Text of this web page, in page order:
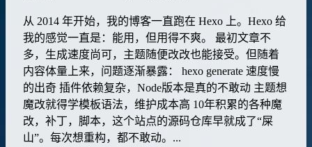
从 2014 年开始，我的博客一直跑在 Hexo 上。Hexo 给
我的感觉一直是：能用，但用得不爽。 最初文章不
多，生成速度尚可，主题随便改改也能接受。但随着
内容体量上来，问题逐渐暴露： hexo generate 速度慢
的出奇 插件依赖复杂，Node版本是真的不敢动 主题想
魔改就得学模板语法，维护成本高 10年积累的各种魔
改，补丁，脚本，这个站点的源码仓库早就成了“屎
山”。每次想重构，都不敢动。...